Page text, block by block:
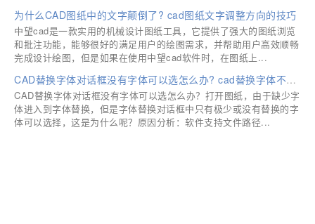
为什么CAD图纸中的文字颠倒了? cad图纸文字调整方向的技巧
中望cad是一款实用的机械设计图纸工具，它提供了强大的图纸浏览
和批注功能，能够很好的满足用户的绘图需求，并帮助用户高效顺畅
完成设计绘图，但是如果在使用中望cad软件时，在图纸上...
CAD替换字体对话框没有字体可以选怎么办? cad替换字体不显示的解决办法
CAD替换字体对话框没有字体可以选怎么办？打开图纸，由于缺少字
体进入到字体替换，但是字体替换对话框中只有极少或没有替换的字
体可以选择，这是为什么呢？原因分析：软件支持文件路径...